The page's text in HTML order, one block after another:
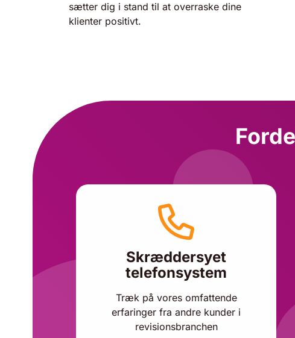
sætter dig i stand til at overraske dine
klienter positivt.
Skræddersyet
telefonsystem
Træk på vores omfattende
erfaringer fra andre kunder i
revisionsbranchen